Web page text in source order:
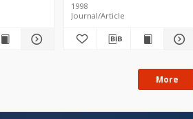
1998
Journal/Article
More